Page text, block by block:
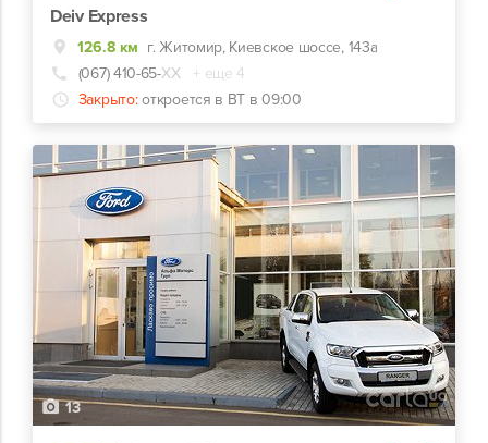
Deiv Express
126.8 км г. Житомир, Киевское шоссе, 143а
(067) 410-65-ХХ
+ еще 4
Закрыто: откроется в ВТ в 09:00
13